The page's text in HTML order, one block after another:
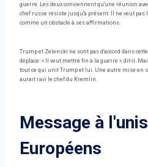
guerre. Les deux conviennent qu'une réunion
chef russe résiste jusqu'à présent. Il ne veut
comme un obstacle à ses affirmations.
Trump et Zelenski ne sont pas d'accord dans
déplace: « Il veut mettre fin à la guerre », dit-il.
tout ce qui unit Trump et lui. Une autre mise en
aurait ravi le chef du Kremlin.
Message à
Européens